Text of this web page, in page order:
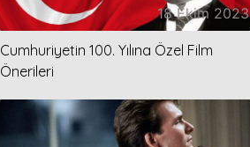
18 Ekim 2023
Cumhuriyetin 100. Yılına Özel Film
Önerileri